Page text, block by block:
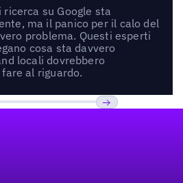
su Google sta
ma il panico per il calo del
problema. Questi esperti
cosa sta davvero
locali dovrebbero
al riguardo.